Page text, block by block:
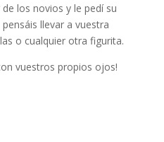
los novios y le pedí su
llevar a vuestra
o cualquier otra figurita.
vuestros propios ojos!